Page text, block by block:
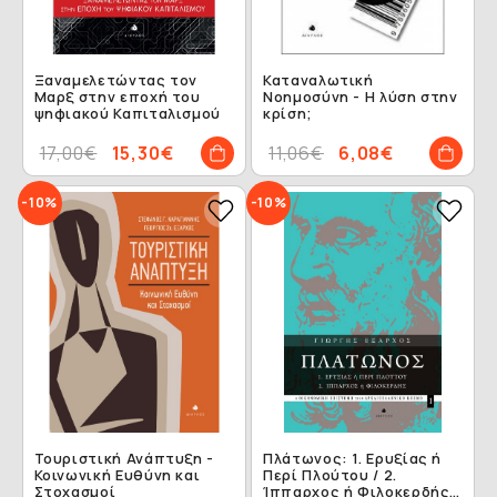
Ξαναμελετώντας τον
Μαρξ στην εποχή του
ψηφιακού Καπιταλισμού
15,30€
17,00€
Καταναλωτική
Nοημοσύνη - Η λύση στην
κρίση;
6,08€
11,06€
-10%
Τουριστική Ανάπτυξη -
Κοινωνική Ευθύνη και
Στοχασμοί
-10%
Πλάτωνος: 1. Ερυξίας ή
Περί Πλούτου / 2.
Ίππαρχος ή Φιλοκερδής -